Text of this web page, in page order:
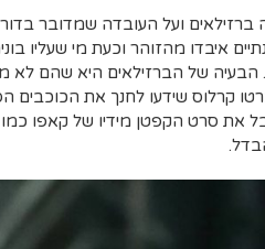
ברזילאים ועל העובדה שמדובר
איבדו מהזוהר וכעת מי
הבעיה של הברזילאים היא שהם לא
קרלוס שידעו לחנך את הכוכבים
את סרט הקפטן מידיו של קאפו